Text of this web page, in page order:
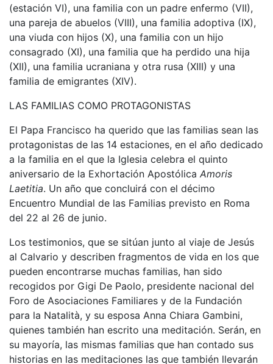
(estación VI), una familia con un padre enfermo (VII),
una pareja de abuelos (VIII), una familia adoptiva (IX),
una viuda con hijos (X), una familia con un hijo
consagrado (XI), una familia que ha perdido una hija
(XII), una familia ucraniana y otra rusa (XIII) y una
familia de emigrantes (XIV).
LAS FAMILIAS COMO PROTAGONISTAS
El Papa Francisco ha querido que las familias sean las
protagonistas de las 14 estaciones, en el año dedicado
a la familia en el que la Iglesia celebra el quinto
aniversario de la Exhortación Apostólica Amoris
Laetitia. Un año que concluirá con el décimo
Encuentro Mundial de las Familias previsto en Roma
del 22 al 26 de junio.
Los testimonios, que se sitúan junto al viaje de Jesús
al Calvario y describen fragmentos de vida en los que
pueden encontrarse muchas familias, han sido
recogidos por Gigi De Paolo, presidente nacional del
Foro de Asociaciones Familiares y de la Fundación
para la Natalità, y su esposa Anna Chiara Gambini,
quienes también han escrito una meditación. Serán, en
su mayoría, las mismas familias que han contado sus
historias en las meditaciones las que también llevarán